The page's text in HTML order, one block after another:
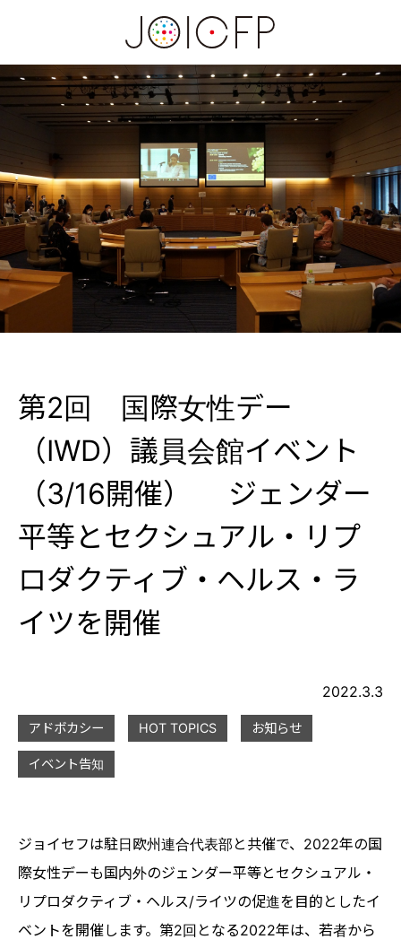
第2回 国際女性デー
（IWD）議員会館イベント
（3/16開催） ジェンダー
平等とセクシュアル・リプ
ロダクティブ・ヘルス・ラ
イツを開催
2022.3.3
アドボカシー HOT TOPICS お知らせ
イベント告知
ジョイセフは駐日欧州連合代表部と共催で、2022年の国
際女性デーも国内外のジェンダー平等とセクシュアル・
リプロダクティブ・ヘルス/ライツの促進を目的としたイ
ベントを開催します。第2回となる2022年は、若者から